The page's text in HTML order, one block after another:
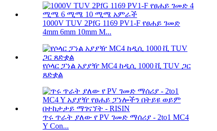
1000V TUV 2PfG 1169 PV1-F የፀሐይ ገመድ
4mm 6mm 10mm M...
የሶላር ፓነል አያያዥ MC4 ከዲሲ 1000 ቪ TUV ጋር
ጸድቋል
ጥሩ ጥራት ያለው የ PV ገመድ ማሰሪያ - 2to1 MC4
Y Con...